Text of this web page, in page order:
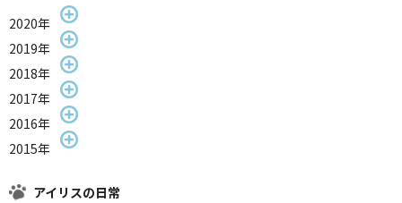
2020年
2019年
2018年
2017年
2016年
2015年
アイリスの日常